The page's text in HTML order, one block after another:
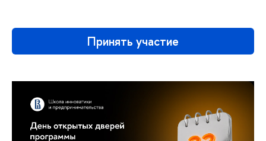
Принять участие